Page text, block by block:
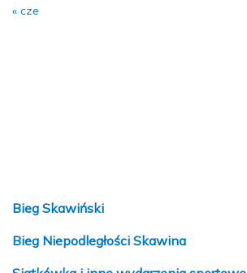
« cze
Bieg Skawiński
Bieg Niepodległości Skawina